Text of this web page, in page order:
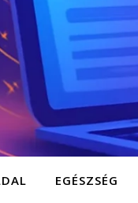
EGÉSZSÉG